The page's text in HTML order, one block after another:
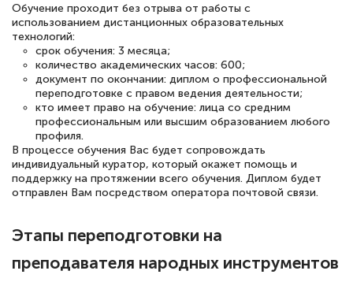
аттестацию в школе. Спасибо!
Евгения Коротких
Знаток города 2 уровня
12 марта 2026
Спасибо большое Академии! Грамотное,
вежливое сопровождение! Всё чётко и
квалификации. Ещё раз - СПАСИБО!
Обучение проходит без отрыва от работы с
использованием дистанционных образовательных
технологий:
срок обучения: 3 месяца;
количество академических часов: 600;
документ по окончании: диплом о профессиональной
переподготовке с правом ведения деятельности;
кто имеет право на обучение: лица со средним
профессиональным или высшим образованием любого
профиля.
В процессе обучения Вас будет сопровождать
индивидуальный куратор, который окажет помощь и
поддержку на протяжении всего обучения. Диплом будет
отправлен Вам посредством оператора почтовой связи.
Этапы переподготовки на
преподавателя народных инструментов